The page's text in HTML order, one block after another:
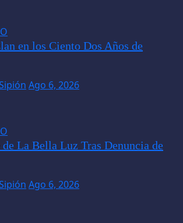
en los Ciento Dos Años de
Ago 6, 2026
de La Bella Luz Tras Denuncia de
Ago 6, 2026